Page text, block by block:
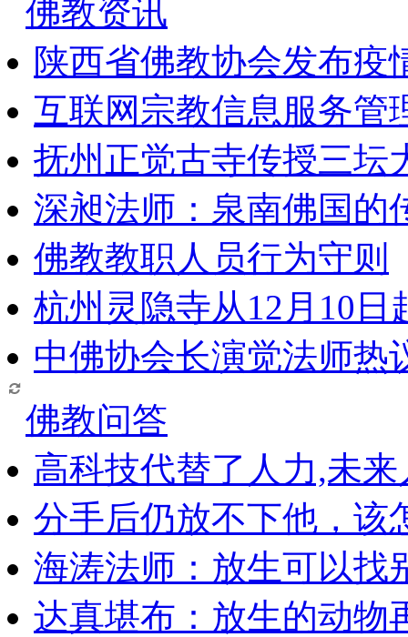
佛教资讯
陕西省佛教协会发布疫
互联网宗教信息服务管
抚州正觉古寺传授三坛
深昶法师：泉南佛国的
佛教教职人员行为守则
杭州灵隐寺从12月10日
中佛协会长演觉法师热
佛教问答
高科技代替了人力,未
分手后仍放不下他，该
海涛法师：放生可以找
达真堪布：放生的动物